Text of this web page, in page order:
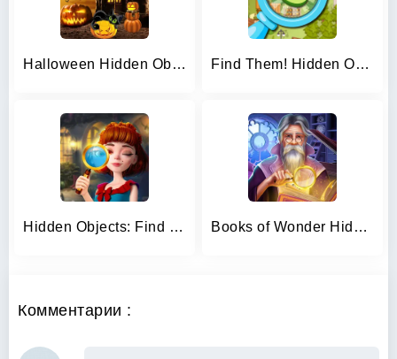
Halloween Hidden Objects Find Them! Hidden Objects Game
Hidden Objects: Find items Books of Wonder Hidden Objects
Комментарии :